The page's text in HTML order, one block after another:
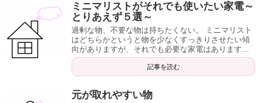
ミニマリストがそれでも使いたい家電～
とりあえず５選～
過剰な物、不要な物は持ちたくない。 ミニマリスト
はどちらかというと物を少なくすっきりさせたい傾
向がありますが、それでも必要な家電はあります...
記事を読む
元が取れやすい物